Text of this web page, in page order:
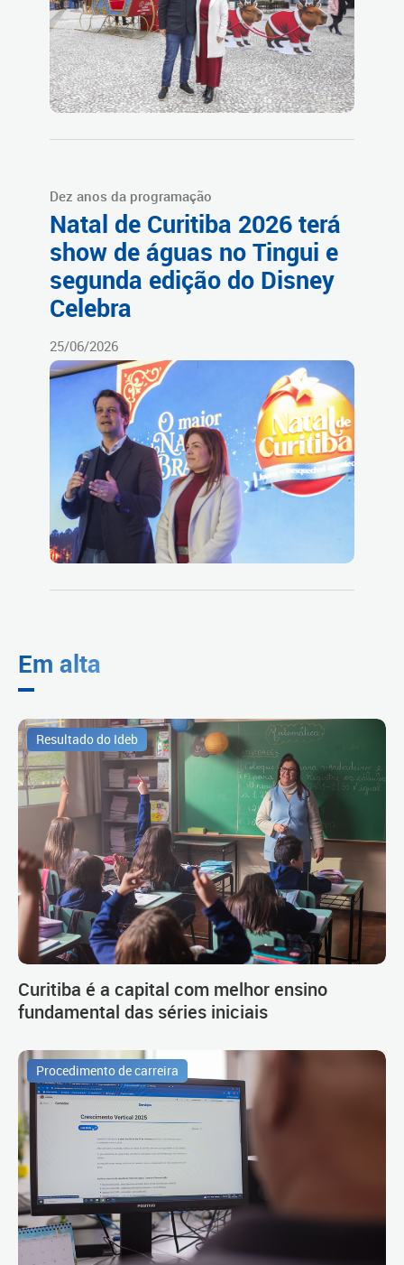
Dez anos da programação
Natal de Curitiba 2026 terá
show de águas no Tingui e
segunda edição do Disney
Celebra
25/06/2026
Em alta
Resultado do Ideb
Curitiba é a capital com melhor ensino
fundamental das séries iniciais
Procedimento de carreira